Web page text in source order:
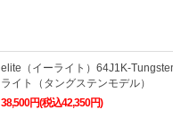
elite（イーライト）64J1K-
ライト（タングステンモデル）
38,500円(税込42,350円)